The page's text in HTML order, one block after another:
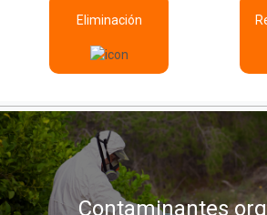
Eliminación
Contaminantes